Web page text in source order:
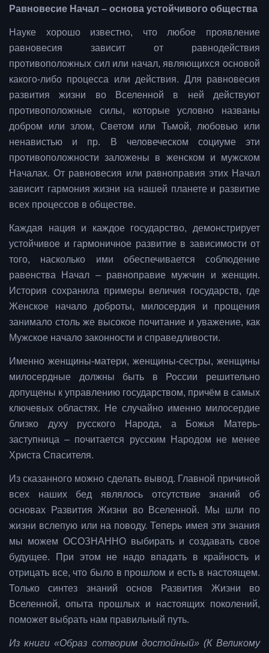
Равновесие Начал – основа устойчивого общества
Науке хорошо известно, что любое проявление
равновесия зависит от равнодействия
противоположных сил или начал, являющихся основой
какого-либо процесса или действия. Для равновесия
развития жизни во Вселенной в ней действуют
противоположные силы, которые условно названы
добром или злом, Светом или Тьмой, любовью или
ненавистью и пр. В человеческом социуме эти
противоположности заложены в женском и мужском
Началах. От равновесия или равноправия этих Начал
зависит гармония жизни на нашей планете и развитие
всех процессов в обществе.
Каждая нация и каждое государство, демонстрирует
устойчивое и гармоничное развитие в зависимости от
того, насколько ими обеспечивается соблюдение
равенства Начал – равноправие мужчин и женщин.
История сохранила примеры величия государств, где
Женское начало доброты, милосердия и прощения
занимало столь же высокое почитание и уважение, как
Мужское начало законности и справедливости.
Именно женщины-матери, женщины-сестры, женщины
милосердные должны быть в России решительно
допущены к управлению государством, причём в самых
ключевых областях. Не случайно именно милосердие
близко духу русского Народа, а Божья Матерь-
заступница – почитается русским Народом не менее
Христа Спасителя.
Из сказанного можно сделать вывод. Главной причиной
всех наших бед являлось отсутствие знаний об
основах Развития Жизни во Вселенной. Мы шли по
жизни вслепую или на поводу. Теперь имея эти знания
мы можем ОСОЗНАННО выбирать и создавать свое
будущее. При этом не надо впадать в крайность и
отрицать все, что было в прошлом и есть в настоящем.
Только синтез знаний основ Развития Жизни во
Вселенной, опыта прошлых и настоящих поколений,
поможет выбрать нам правильный путь.
Из книги «Образ сотворим достойный» (К Великому